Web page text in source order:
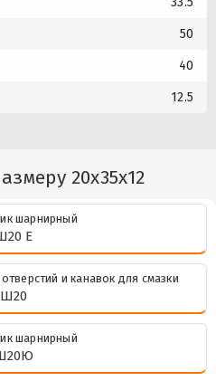
50
40
12.5
20x35x12
шарнирный
Е
и канавок для смазки
Ш20
шарнирный